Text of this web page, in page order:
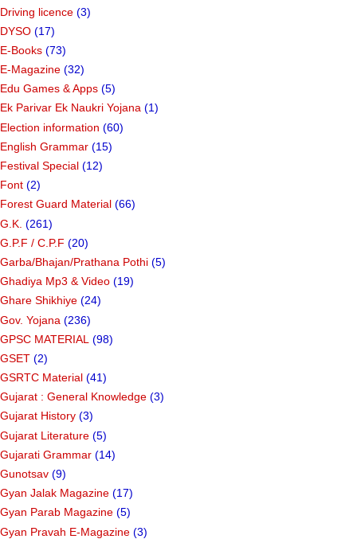
Driving licence (3)
DYSO (17)
E-Books (73)
E-Magazine (32)
Edu Games & Apps (5)
Ek Parivar Ek Naukri Yojana (1)
Election information (60)
English Grammar (15)
Festival Special (12)
Font (2)
Forest Guard Material (66)
G.K. (261)
G.P.F / C.P.F (20)
Garba/Bhajan/Prathana Pothi (5)
Ghadiya Mp3 & Video (19)
Ghare Shikhiye (24)
Gov. Yojana (236)
GPSC MATERIAL (98)
GSET (2)
GSRTC Material (41)
Gujarat : General Knowledge (3)
Gujarat History (3)
Gujarat Literature (5)
Gujarati Grammar (14)
Gunotsav (9)
Gyan Jalak Magazine (17)
Gyan Parab Magazine (5)
Gyan Pravah E-Magazine (3)